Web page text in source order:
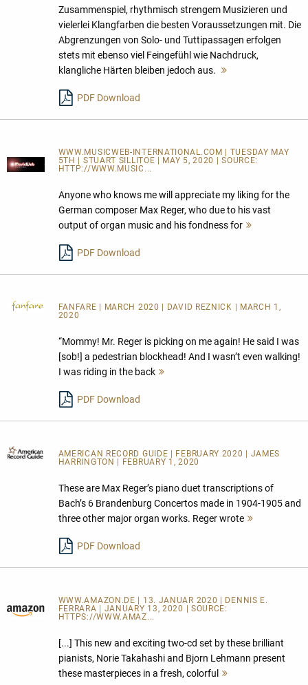
Zusammenspiel, rhythmisch strengem Musizieren und
vielerlei Klangfarben die besten Voraussetzungen mit. Die
Abgrenzungen von Solo- und Tuttipassagen erfolgen
stets mit ebenso viel Feingefühl wie Nachdruck,
klangliche Härten bleiben jedoch aus.
PDF Download
WWW.MUSICWEB-INTERNATIONAL.COM | TUESDAY MAY
5TH | STUART SILLITOE | MAY 5, 2020 | SOURCE:
HTTP://WWW.MUSIC...
Anyone who knows me will appreciate my liking for the
German composer Max Reger, who due to his vast
output of organ music and his fondness for
PDF Download
FANFARE
| MARCH 2020 | DAVID REZNICK | MARCH 1,
2020
“Mommy! Mr. Reger is picking on me again! He said I was
[sob!] a pedestrian blockhead! And I wasn’t even walking!
I was riding in the back
PDF Download
AMERICAN RECORD GUIDE
| FEBRUARY 2020 | JAMES
HARRINGTON | FEBRUARY 1, 2020
These are Max Reger’s piano duet transcriptions of
Bach’s 6 Brandenburg Concertos made in 1904-1905 and
three other major organ works. Reger wrote
PDF Download
WWW.AMAZON.DE | 13. JANUAR 2020 | DENNIS E.
FERRARA | JANUARY 13, 2020 | SOURCE:
HTTPS://WWW.AMAZ...
[...] This new and exciting two-cd set by these brilliant
pianists, Norie Takahashi and Bjorn Lehmann present
these masterpieces in a fresh, colorful